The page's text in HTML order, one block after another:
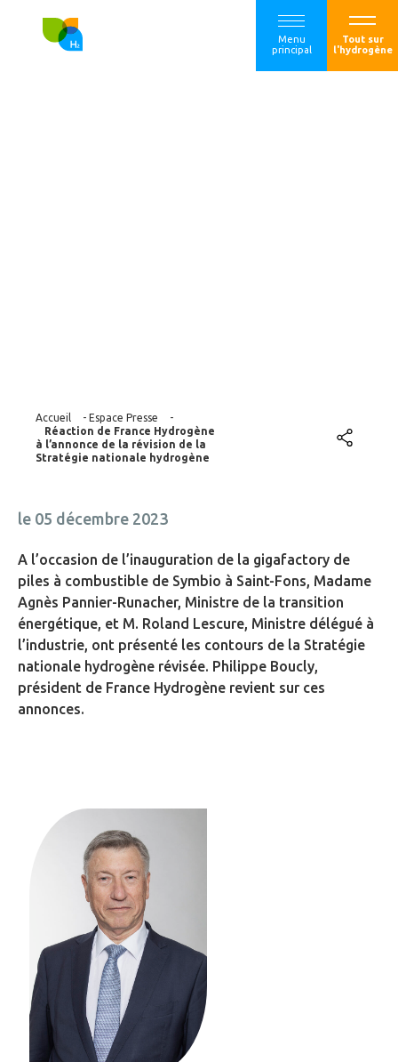
Menu
principal
Tout sur
l'hydrogène
Accueil - Espace Presse
-
Réaction de France Hydrogène
à l’annonce de la révision de la
Stratégie nationale hydrogène
le 05 décembre 2023
A l’occasion de l’inauguration de la gigafactory de
piles à combustible de Symbio à Saint-Fons, Madame
Agnès Pannier-Runacher, Ministre de la transition
énergétique, et M. Roland Lescure, Ministre délégué à
l’industrie, ont présenté les contours de la Stratégie
nationale hydrogène révisée. Philippe Boucly,
président de France Hydrogène revient sur ces
annonces.